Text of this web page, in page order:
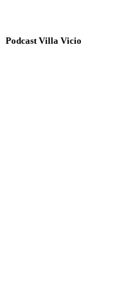
Podcast Villa Vicio